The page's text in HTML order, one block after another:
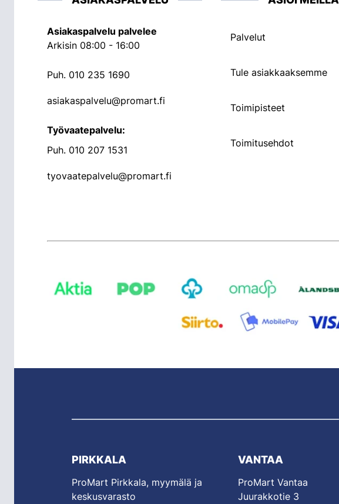
Asiakaspalvelu palvelee
Arkisin 08:00 - 16:00
Puh. 010 235 1690
asiakaspalvelu@promart.fi
Työvaatepalvelu:
Puh. 010 207 1531
tyovaatepalvelu@promart.fi
Palvelut
Tule asiakkaaksemme
Toimipisteet
Toimitusehdot
PIRKKALA
ProMart Pirkkala, myymälä ja
keskusvarasto
VANTAA
ProMart Vantaa
Juurakkotie 3